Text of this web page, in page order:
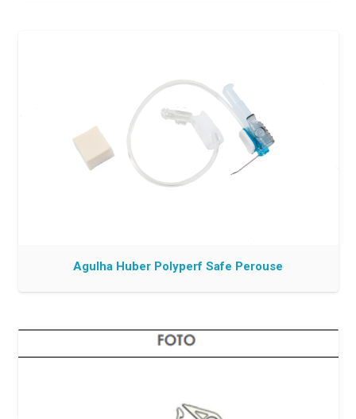
Agulha Huber Polyperf Safe Perouse